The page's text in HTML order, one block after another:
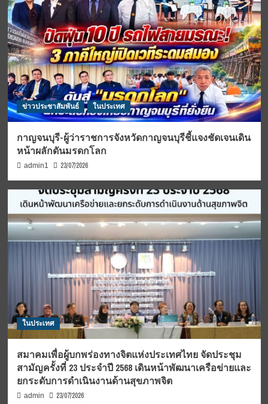
ข่าวประชาสัมพันธ์ ในประเทศ
กาญจนบุรี-ผู้ว่าราชการจังหวัดกาญจนบุรีชี้แจงชัดเจนเดิน
หน้าผลักดันมรดกโลก
admin1 23/07/2026
ในประเทศ
สมาคมเพื่อผู้บกพร่องทางจิตแห่งประเทศไทย จัดประชุม
สามัญครั้งที่ 23 ประจำปี 2568 เดินหน้าพัฒนาเครือข่ายและ
ยกระดับการดำเนินงานด้านสุขภาพจิต
admin 23/07/2026